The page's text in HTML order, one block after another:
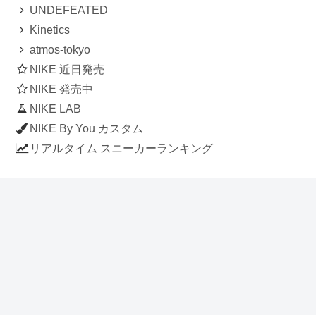
UNDEFEATED
Kinetics
atmos-tokyo
NIKE 近日発売
NIKE 発売中
NIKE LAB
NIKE By You カスタム
リアルタイム スニーカーランキング